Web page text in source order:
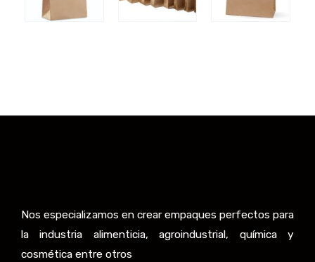
Nos especializamos en crear empaques perfectos para
la industria alimenticia, agroindustrial, química y
cosmética entre otros